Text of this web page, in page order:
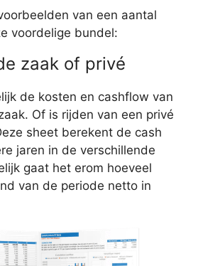
van een aantal
voordelige bundel:
zaak of privé
de kosten en cashflow van
Of is rijden van een privé
sheet berekent de cash
jaren in de verschillende
gaat het erom hoeveel
van de periode netto in